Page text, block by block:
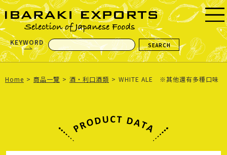
KEYWORD
Home 商品一覽 酒・利口酒類 WHITE ALE ※其他還有多種口味